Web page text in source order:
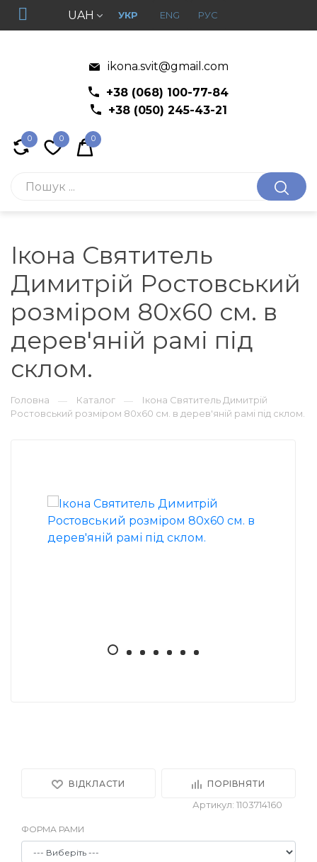
UAH УКР ENG РУС
ikona.svit@gmail.com
+38 (068) 100-77-84
+38 (050) 245-43-21
0 0 0
Ікона Святитель
Димитрій Ростовський
розміром 80x60 см. в
дерев'яній рамі під
склом.
Головна — Каталог —
Ікона Святитель Димитрій
Ростовський розміром 80x60 см. в дерев'яній рамі під склом.
ВІДКЛАСТИ ПОРІВНЯТИ
Артикул: 1103714160
ФОРМА РАМИ